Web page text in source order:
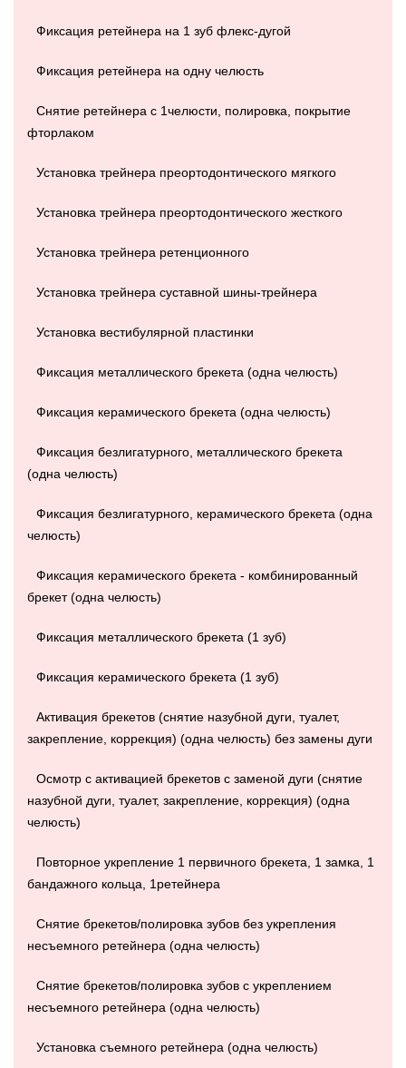
Фиксация ретейнера на 1 зуб флекс-дугой
Фиксация ретейнера на одну челюсть
Снятие ретейнера с 1челюсти, полировка, покрытие
фторлаком
Установка трейнера преортодонтического мягкого
Установка трейнера преортодонтического жесткого
Установка трейнера ретенционного
Установка трейнера суставной шины-трейнера
Установка вестибулярной пластинки
Фиксация металлического брекета (одна челюсть)
Фиксация керамического брекета (одна челюсть)
Фиксация безлигатурного, металлического брекета
(одна челюсть)
Фиксация безлигатурного, керамического брекета (одна
челюсть)
Фиксация керамического брекета - комбинированный
брекет (одна челюсть)
Фиксация металлического брекета (1 зуб)
Фиксация керамического брекета (1 зуб)
Активация брекетов (снятие назубной дуги, туалет,
закрепление, коррекция) (одна челюсть) без замены дуги
Осмотр с активацией брекетов с заменой дуги (снятие
назубной дуги, туалет, закрепление, коррекция) (одна
челюсть)
Повторное укрепление 1 первичного брекета, 1 замка, 1
бандажного кольца, 1ретейнера
Снятие брекетов/полировка зубов без укрепления
несъемного ретейнера (одна челюсть)
Снятие брекетов/полировка зубов с укреплением
несъемного ретейнера (одна челюсть)
Установка съемного ретейнера (одна челюсть)